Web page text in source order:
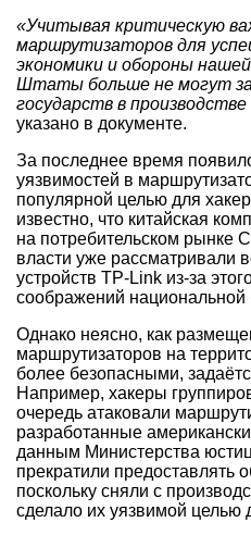
«Учитывая критическую
маршрутизаторов для
экономики и обороны
Штаты больше не могут
государств в
указано в документе.
За последнее время
уязвимостей в
популярной целью для
известно, что китайская
на потребительском рынке
власти уже рассматривали
устройств TP-Link из-за
соображений национальной
Однако неясно, как
маршрутизаторов на
более безопасными,
Например, хакеры
очередь атаковали
разработанные
данным Министерства
прекратили предоставлять
поскольку сняли с
сделало их уязвимой целью